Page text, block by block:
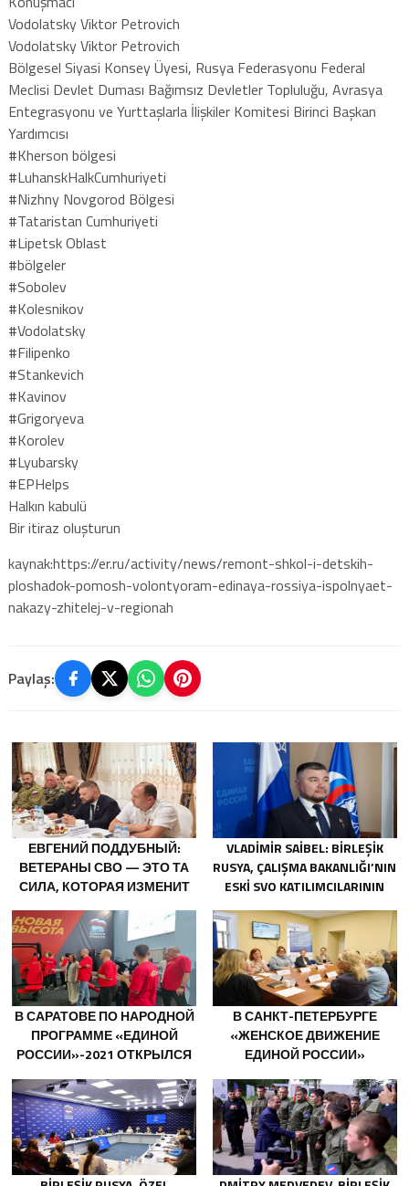
Vodolatsky Viktor Petrovich
Vodolatsky Viktor Petrovich
Bölgesel Siyasi Konsey Üyesi, Rusya Federasyonu Federal
Meclisi Devlet Duması Bağımsız Devletler Topluluğu, Avrasya
Entegrasyonu ve Yurttaşlarla İlişkiler Komitesi Birinci Başkan
Yardımcısı
#Kherson bölgesi
#LuhanskHalkCumhuriyeti
#Nizhny Novgorod Bölgesi
#Tataristan Cumhuriyeti
#Lipetsk Oblast
#bölgeler
#Sobolev
#Kolesnikov
#Vodolatsky
#Filipenko
#Stankevich
#Kavinov
#Grigoryeva
#Korolev
#Lyubarsky
#EPHelps
Halkın kabulü
Bir itiraz oluşturun
kaynak:https://er.ru/activity/news/remont-shkol-i-detskih-
ploshadok-pomosh-volontyoram-edinaya-rossiya-ispolnyaet-
nakazy-zhitelej-v-regionah
Paylaş:
ЕВГЕНИЙ ПОДДУБНЫЙ:
ВЕТЕРАНЫ СВО — ЭТО ТА
СИЛА, КОТОРАЯ ИЗМЕНИТ
VLADIMIR SAIBEL: BIRLEŞIK
RUSYA, ÇALIŞMA BAKANLIĞI’NIN
ESKI SVO KATILIMCILARININ
SÜRECINI BASITLEŞTIRME
KARARINI DESTEKLIYOR
В САРАТОВЕ ПО НАРОДНОЙ
ПРОГРАММЕ «ЕДИНОЙ
РОССИИ»-2021 ОТКРЫЛСЯ
«НОВАЯ ВЫСОТА»
В САНКТ-ПЕТЕРБУРГЕ
«ЖЕНСКОЕ ДВИЖЕНИЕ
ЕДИНОЙ РОССИИ»
ПРЕДЛОЖЕНИЯ ПО
РАЗВИТИЮ ГОРОДСКИХ
ПРОГРАММ ПОДДЕРЖКИ
ЖЕНЩИН